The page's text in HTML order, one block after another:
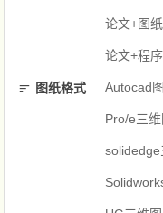
论文+图
论文+程序
图纸格式 Autocad
Pro/e三维
solidedge